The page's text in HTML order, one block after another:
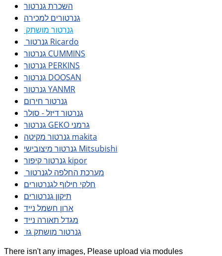
השכרת גנרטור
גנרטורים למכירה
גנרטור מושתק
גנרטור Ricardo
גנרטור CUMMINS
גנרטור PERKINS
גנרטור DOOSAN
גנרטור YANMR
גנרטור חירום
גנרטור דיזל - סולר
גנרטור GEKO גרמני
גנרטור מקיטה makita
גנרטור מיצובישי Mitsubishi
גנרטור קיפור kipor
מערכת החלפה לגנרטור
חלקי חילוף לגנרטורים
תיקון גנרטורים
ארון חשמל נייד
מגדל תאורה נייד
גנרטור מושתק גז
There isn't any images, Please upload via modules